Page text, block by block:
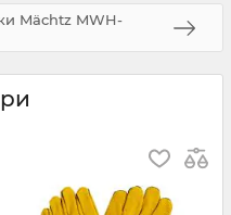
Mächtz MWH-